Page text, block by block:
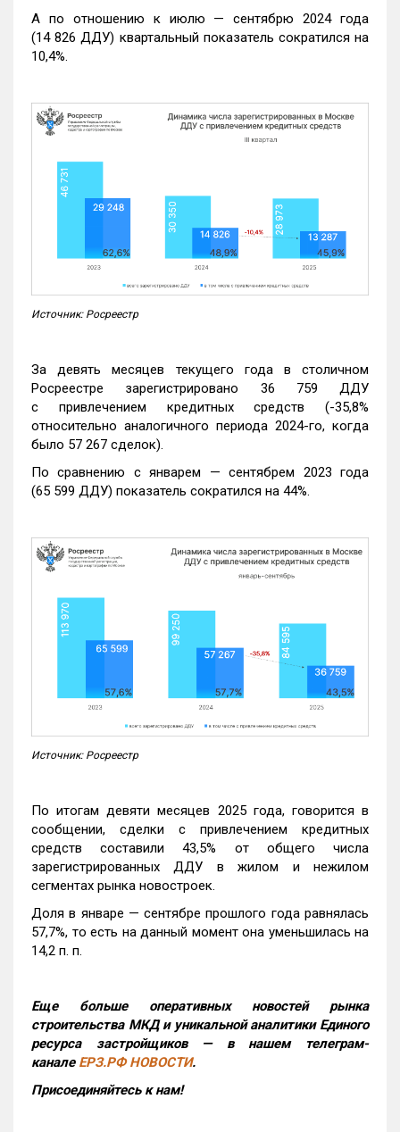
А по отношению к июлю — сентябрю 2024 года
(14 826 ДДУ) квартальный показатель сократился на
10,4%.
Источник: Росреестр
За девять месяцев текущего года в столичном
Росреестре зарегистрировано 36 759 ДДУ
с привлечением кредитных средств (-35,8%
относительно аналогичного периода 2024-го, когда
было 57 267 сделок).
По сравнению с январем — сентябрем 2023 года
(65 599 ДДУ) показатель сократился на 44%.
Источник: Росреестр
По итогам девяти месяцев 2025 года, говорится в
сообщении, сделки с привлечением кредитных
средств составили 43,5% от общего числа
зарегистрированных ДДУ в жилом и нежилом
сегментах рынка новостроек.
Доля в январе — сентябре прошлого года равнялась
57,7%, то есть на данный момент она уменьшилась на
14,2 п. п.
Еще больше оперативных новостей рынка
строительства МКД и уникальной аналитики Единого
ресурса застройщиков — в нашем телеграм-
канале ЕРЗ.РФ НОВОСТИ.
Присоединяйтесь к нам!